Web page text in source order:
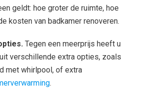
geldt: hoe groter de ruimte, hoe
kosten van badkamer renoveren.
Tegen een meerprijs heeft u
verschillende extra opties, zoals
met whirlpool, of extra
.